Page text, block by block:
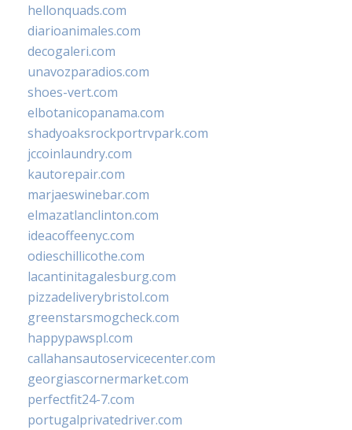
hellonquads.com
diarioanimales.com
decogaleri.com
unavozparadios.com
shoes-vert.com
elbotanicopanama.com
shadyoaksrockportrvpark.com
jccoinlaundry.com
kautorepair.com
marjaeswinebar.com
elmazatlanclinton.com
ideacoffeenyc.com
odieschillicothe.com
lacantinitagalesburg.com
pizzadeliverybristol.com
greenstarsmogcheck.com
happypawspl.com
callahansautoservicecenter.com
georgiascornermarket.com
perfectfit24-7.com
portugalprivatedriver.com